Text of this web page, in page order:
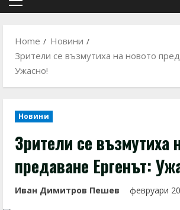
Primary
Home
Новини
Зрители се възмутиха на новото
Ужасно!
Новини
Зрители се възмутиха
предаване Ергенът:
Иван Димитров Пешев февруари